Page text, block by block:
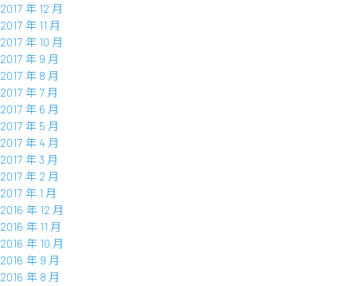
2017 年 12 月
2017 年 11 月
2017 年 10 月
2017 年 9 月
2017 年 8 月
2017 年 7 月
2017 年 6 月
2017 年 5 月
2017 年 4 月
2017 年 3 月
2017 年 2 月
2017 年 1 月
2016 年 12 月
2016 年 11 月
2016 年 10 月
2016 年 9 月
2016 年 8 月